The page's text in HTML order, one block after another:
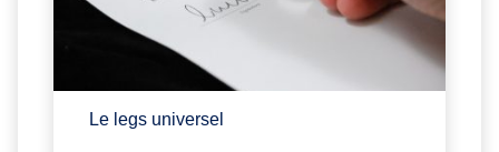
Le legs universel